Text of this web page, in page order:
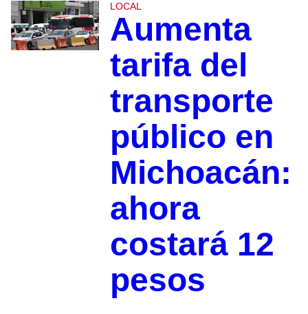
LOCAL
Aumenta
tarifa del
transporte
público en
Michoacán:
ahora
costará 12
pesos